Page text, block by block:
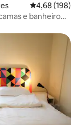
4,68 de uma
4,68 (198)
e banheiro